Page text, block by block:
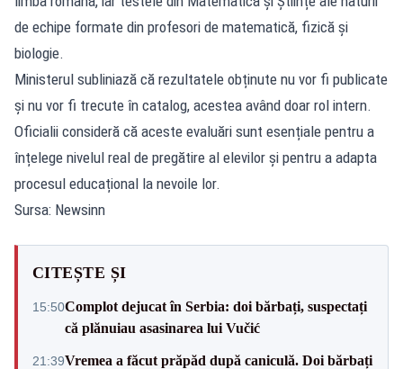
de echipe formate din profesori de matematică, fizică și
biologie.
Ministerul subliniază că rezultatele obținute nu vor fi publicate
și nu vor fi trecute în catalog, acestea având doar rol intern.
Oficialii consideră că aceste evaluări sunt esențiale pentru a
înțelege nivelul real de pregătire al elevilor și pentru a adapta
procesul educațional la nevoile lor.
Sursa: Newsinn
CITEȘTE ȘI
15:50Complot dejucat în Serbia: doi bărbați, suspectați
că plănuiau asasinarea lui Vučić
21:39Vremea a făcut prăpăd după caniculă. Doi bărbați